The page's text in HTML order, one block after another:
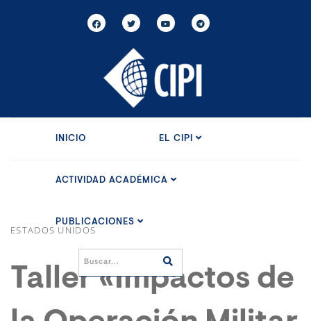
INICIO EL CIPI
ACTIVIDAD ACADÉMICA
PUBLICACIONES
ESTADOS UNIDOS
Taller «Impactos de